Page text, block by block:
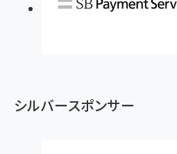
シルバースポンサー